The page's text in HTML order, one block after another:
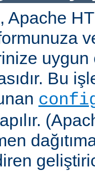
Apache
uygun
Bu